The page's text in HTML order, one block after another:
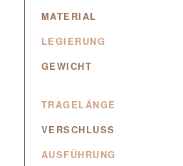
MATERIAL
LEGIERUNG
GEWICHT
TRAGELÄNGE
VERSCHLUSS
AUSFÜHRUNG